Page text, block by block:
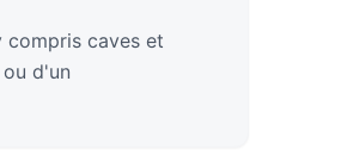
compris caves et
d'un